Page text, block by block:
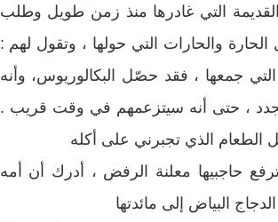
التي غادرها منذ زمن طويل وطلب
والحارات التي حولها ، وتقول لهم :
جمعها ، فقد حصّل البكالوريوس، وأنه
، حتى أنه سيتزعمهم في وقت قريب .
الطعام الذي تجبرني على أكله
حاجبيها معلنة الرفض ، أدرك أن أمه
البياض إلى مائدتها